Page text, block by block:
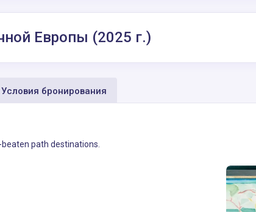
Европы (2025 г.)
Условия бронирования
path destinations.